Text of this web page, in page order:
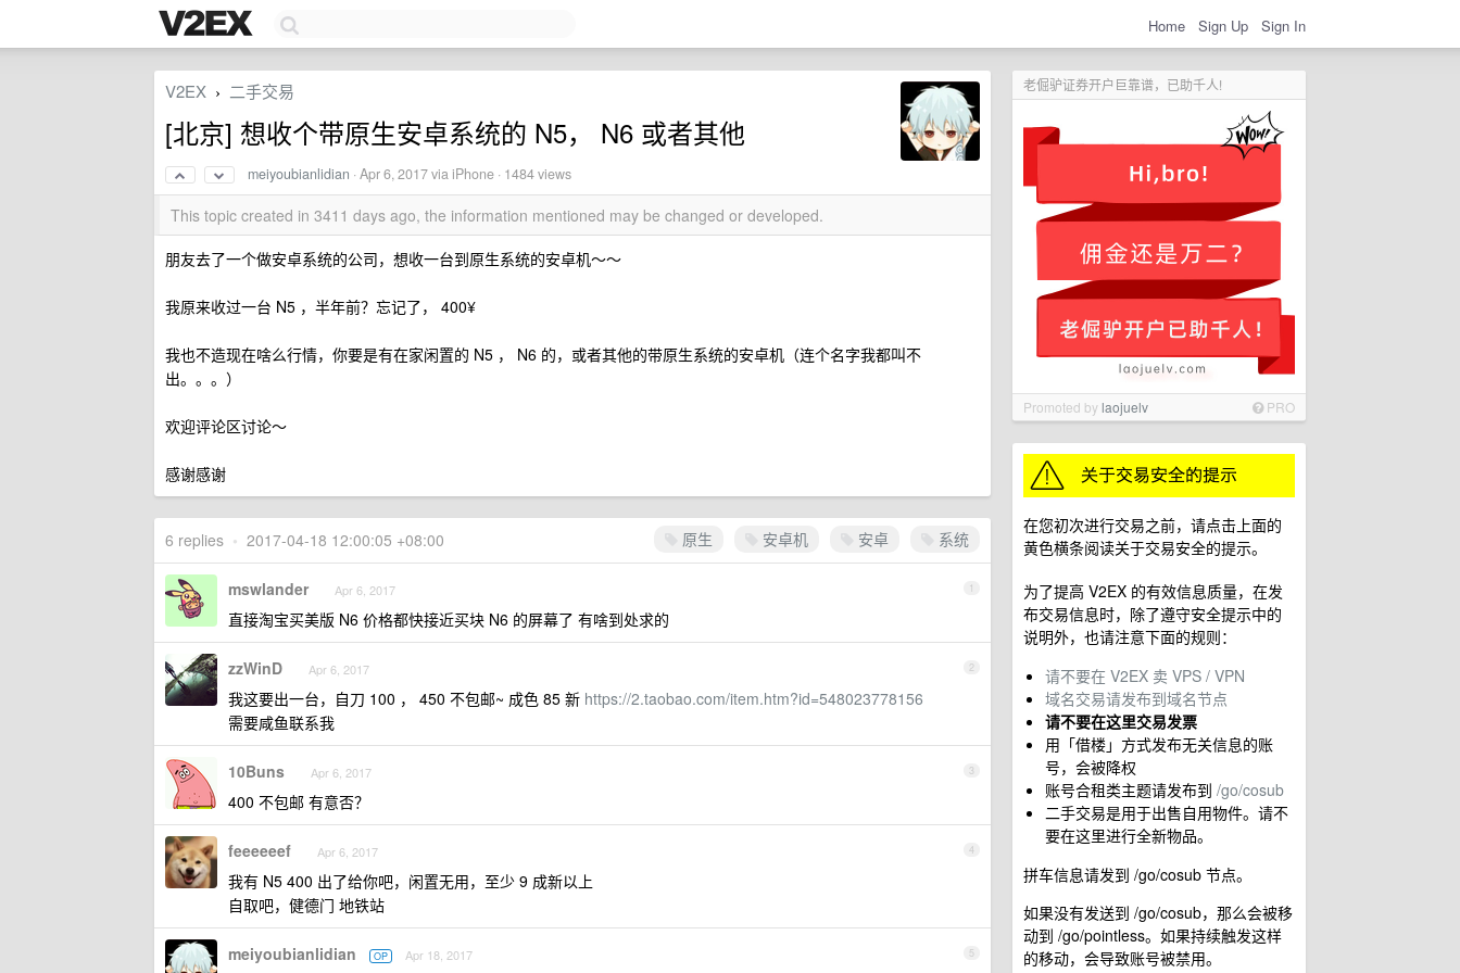
Home Sign Up Sign In
老倔驴证券开户巨靠谱，已助千人!
Promoted bylaojuelv PRO
在您初次进行交易之前，请点击上面的
黄色横条阅读关于交易安全的提示。
为了提高 V2EX 的有效信息质量，在发
布交易信息时，除了遵守安全提示中的
说明外，也请注意下面的规则：
请不要在 V2EX 卖 VPS / VPN
域名交易请发布到域名节点
请不要在这里交易发票
用「借楼」方式发布无关信息的账
号，会被降权
账号合租类主题请发布到 /go/cosub
二手交易是用于出售自用物件。请不
要在这里进行全新物品。
拼车信息请发到 /go/cosub 节点。
如果没有发送到 /go/cosub，那么会被移
动到 /go/pointless。如果持续触发这样
的移动，会导致账号被禁用。
V2EX › 二手交易
[北京] 想收个带原生安卓系统的 N5， N6 或者其他
meiyoubianlidian ·Apr 6, 2017via iPhone · 1484 views
This topic created in 3411 days ago, the information mentioned may be changed or developed.
朋友去了一个做安卓系统的公司，想收一台到原生系统的安卓机～～
我原来收过一台 N5 ，半年前？忘记了， 400¥
我也不造现在啥么行情，你要是有在家闲置的 N5 ， N6 的，或者其他的带原生系统的安卓机（连个名字我都叫不
出。。。）
欢迎评论区讨论～
感谢感谢
原生 安卓机 安卓 系统
6 replies • 2017-04-18 12:00:05 +08:00
1
mswlander Apr 6, 2017
直接淘宝买美版 N6 价格都快接近买块 N6 的屏幕了 有啥到处求的
2
zzWinD Apr 6, 2017
我这要出一台，自刀 100 ， 450 不包邮~ 成色 85 新 https://2.taobao.com/item.htm?id=548023778156
需要咸鱼联系我
3
10Buns Apr 6, 2017
400 不包邮 有意否？
4
feeeeeef Apr 6, 2017
我有 N5 400 出了给你吧，闲置无用，至少 9 成新以上
自取吧，健德门 地铁站
5
meiyoubianlidian OP Apr 18, 2017